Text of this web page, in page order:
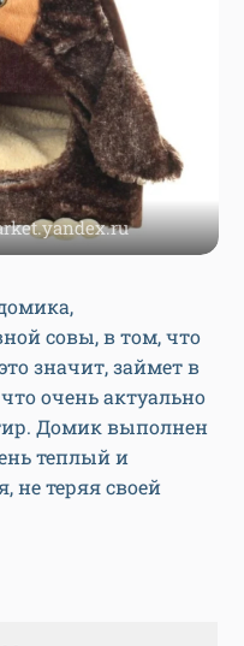
совы, в том, что
значит, займет в
очень актуально
Домик выполнен
теплый и
не теряя своей